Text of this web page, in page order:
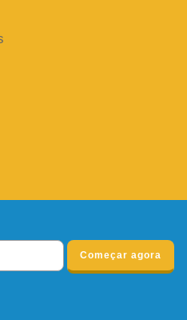
Começar agora